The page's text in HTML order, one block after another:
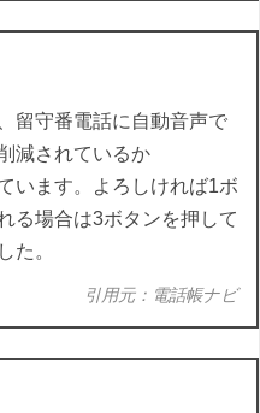
留守番電話に自動音声で
減されているか
います。よろしければ1ボ
る場合は3ボタンを押して
た。
引用元：電話帳ナビ